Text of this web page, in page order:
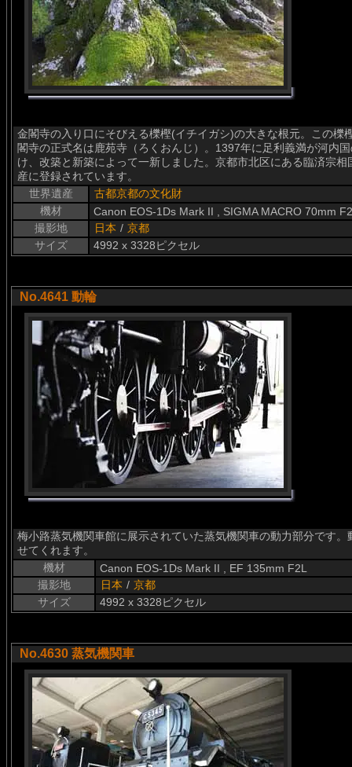
金閣寺の入り口にそびえる櫟樫(イチイガシ)の大きな根元。この櫟
閣寺の正式名は鹿苑寺（ろくおんじ）。1397年に足利義満が河内
け、改築と新築によって一新しました。京都市北区にある臨済宗
産に登録されています。
世界遺産
古都京都の文化財
機材
Canon EOS-1Ds Mark II , SIGMA MACRO 70mm
撮影地
日本 / 京都
サイズ
4992 x 3328ピクセル
No.4641 動輪
梅小路蒸気機関車館に展示されていた蒸気機関車の動力部分です
せてくれます。
機材
Canon EOS-1Ds Mark II , EF 135mm F2L
撮影地
日本 / 京都
サイズ
4992 x 3328ピクセル
No.4630 蒸気機関車